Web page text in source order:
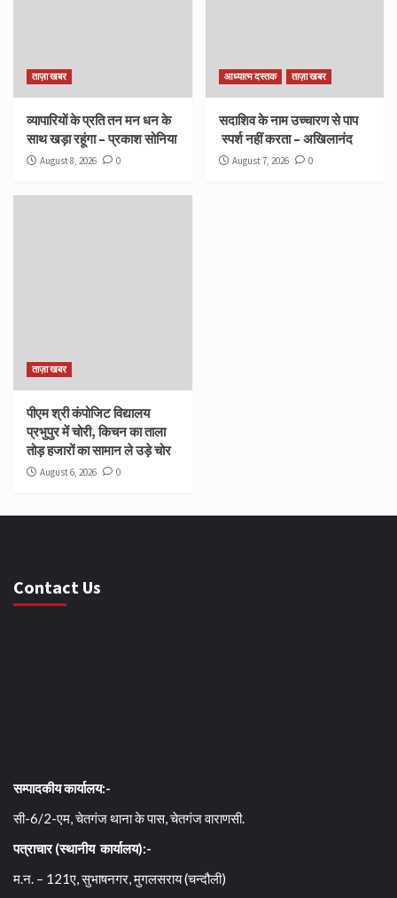
ताज़ा खबर
व्यापारियों के प्रति तन मन धन के
साथ खड़ा रहूंगा – प्रकाश सोनिया
August 8, 2026 0
आध्यात्म दस्तक ताज़ा खबर
सदाशिव के नाम उच्चारण से पाप
स्पर्श नहीं करता – अखिलानंद
August 7, 2026 0
ताज़ा खबर
पीएम श्री कंपोजिट विद्यालय
प्रभुपुर में चोरी, किचन का ताला
तोड़ हजारों का सामान ले उड़े चोर
August 6, 2026 0
Contact Us
सम्पादकीय कार्यालय:-
सी-6/2-एम, चेतगंज थाना के पास, चेतगंज वाराणसी.
पत्राचार (स्थानीय कार्यालय):-
म.न. – 121ए, सुभाषनगर, मुगलसराय (चन्दौली)